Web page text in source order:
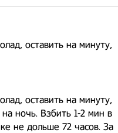
оставить на минуту,
оставить на минуту,
ночь. Взбить 1-2 мин в
не дольше 72 часов. За